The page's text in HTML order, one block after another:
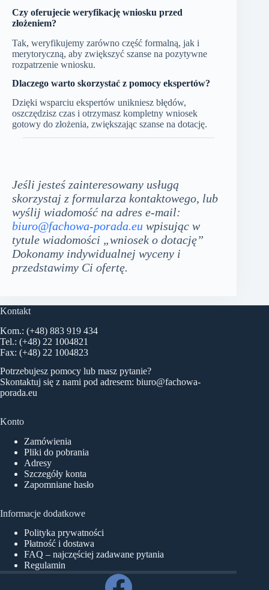
Czy oferujecie weryfikację wniosku przed
złożeniem?
Tak, weryfikujemy zarówno część formalną, jak i
merytoryczną, aby zwiększyć szanse na pozytywne
rozpatrzenie wniosku.
Dlaczego warto skorzystać z pomocy ekspertów?
Dzięki wsparciu ekspertów unikniesz błędów,
oszczędzisz czas i otrzymasz kompletny wniosek
gotowy do złożenia, zwiększając szanse na dotację.
Jeśli jesteś zainteresowany usługą
skorzystaj z formularza kontaktowego, lub
wyślij wiadomość na adres e-mail:
biuro@fachowa-porada.eu wpisując w
tytule wiadomości „wniosek o dotację”
Dokonamy indywidualnej wyceny i
przedstawimy Ci ofertę.
Kontakt
Kom.: (+48) 883 919 434
Tel.: (+48) 22 1004821
Fax: (+48) 22 1004823
Potrzebujesz pomocy lub masz pytanie?
Skontaktuj się z nami pod adresem: biuro@fachowa-
porada.eu
Konto
Zamówienia
Pliki do pobrania
Adresy
Szczegóły konta
Zapomniane hasło
Informacje dodatkowe
Polityka prywatności
Płatność i dostawa
FAQ – najczęściej zadawane pytania
Regulamin